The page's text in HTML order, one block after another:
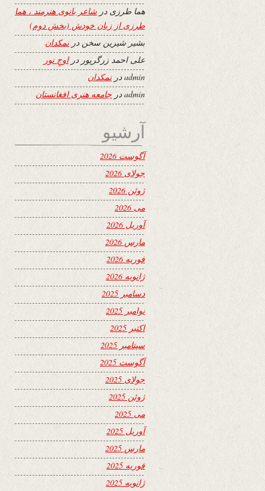
هما طرزی در شاعر بانوی هنرمند ، هما
طرزی از زبان خودش (بخش دوم)
بشیر شیرین سخن درنمکدان
علی احمد زرگرپور دراوجِ نور
adminدرنمکدان
admin در جامعه هنری افغانستان
آرشیو
آگوست 2026
جولای 2026
ژوئن 2026
می 2026
آوریل 2026
مارس 2026
فوریه 2026
ژانویه 2026
دسامبر 2025
نوامبر 2025
اکتبر 2025
سپتامبر 2025
آگوست 2025
جولای 2025
ژوئن 2025
می 2025
آوریل 2025
مارس 2025
فوریه 2025
ژانویه 2025